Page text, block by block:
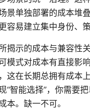
景单独部署的成本堆
容易建立集中身份、
揭示的成本与兼容性
模式对成本有直接影
这在长期总拥有成本
“智能选择”，你需要
本。缺一不可。